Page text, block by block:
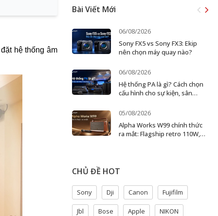
hệ thống âm
Bài Viết Mới
06/08/2026
Sony FX5 vs Sony FX3: Ekip
nên chọn máy quay nào?
06/08/2026
Hệ thống PA là gì? Cách chọn
cấu hình cho sự kiện, sân
05/08/2026
Alpha Works W99 chính thức
ra mắt: Flagship retro 110W,
CHỦ ĐỀ HOT
Sony Dji Canon Fujifilm
Jbl Bose Apple NIKON